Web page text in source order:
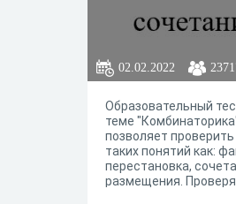
02.02.2022
Образовательный
теме
позволяет проверить
таких понятий как:
перестановка,
размещения.